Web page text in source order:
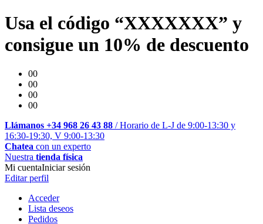
Usa el código “XXXXXXX” y
consigue un 10% de descuento
00
00
00
00
Llámanos +34 968 26 43 88 / Horario de L-J de 9:00-13:30 y
16:30-19:30, V 9:00-13:30
Chatea con un experto
Nuestra tienda física
Mi cuentaIniciar sesión
Editar perfil
Acceder
Lista deseos
Pedidos